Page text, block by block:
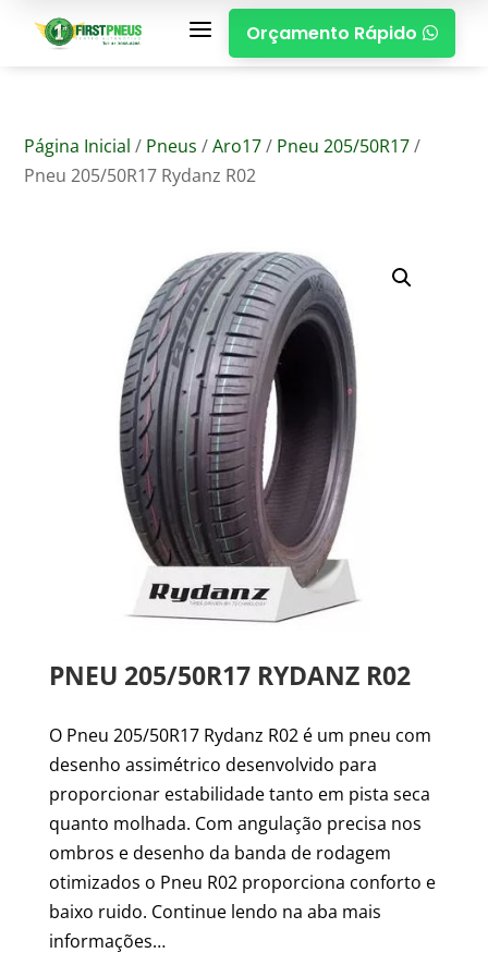
a Orçamento Rápido 
Página Inicial / Pneus /Aro17/ Pneu 205/50R17/
Pneu 205/50R17 Rydanz R02
PNEU 205/50R17 RYDANZ R02
O Pneu 205/50R17 Rydanz R02 é um pneu com
desenho assimétrico desenvolvido para
proporcionar estabilidade tanto em pista seca
quanto molhada. Com angulação precisa nos
ombros e desenho da banda de rodagem
otimizados o Pneu R02 proporciona conforto e
baixo ruido. Continue lendo na aba mais
informações…